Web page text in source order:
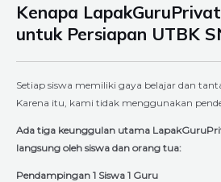
Kenapa
untuk Persiapan UTBK
Setiap siswa memiliki gaya belajar dan
Karena itu, kami tidak menggunakan
Ada tiga keunggulan utama
langsung oleh siswa dan orang tua:
Pendampingan 1 Siswa 1 Guru